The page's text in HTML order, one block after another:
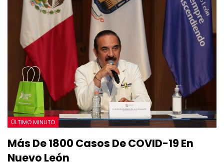
ÚLTIMO MINUTO
Más De 1800 Casos De COVID-19 En
Nuevo León